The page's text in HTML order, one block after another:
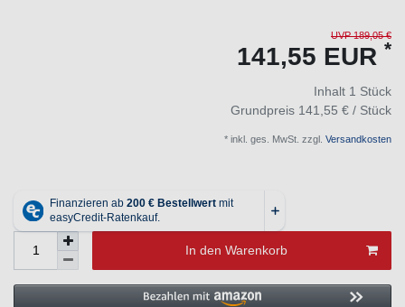
UVP 189,05 €
141,55 EUR *
Inhalt 1 Stück
Grundpreis 141,55 € / Stück
* inkl. ges. MwSt. zzgl. Versandkosten
In den Warenkorb